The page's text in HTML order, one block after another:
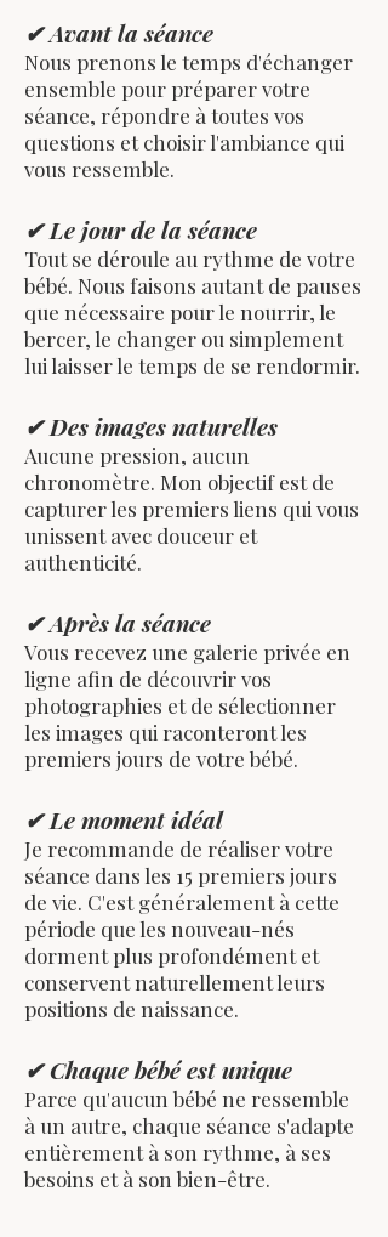
✔ Avant la séance
Nous prenons le temps d'échanger
ensemble pour préparer votre
séance, répondre à toutes vos
questions et choisir l'ambiance qui
vous ressemble.
✔ Le jour de la séance
Tout se déroule au rythme de votre
bébé. Nous faisons autant de pauses
que nécessaire pour le nourrir, le
bercer, le changer ou simplement
lui laisser le temps de se rendormir.
✔ Des images naturelles
Aucune pression, aucun
chronomètre. Mon objectif est de
capturer les premiers liens qui vous
unissent avec douceur et
authenticité.
✔ Après la séance
Vous recevez une galerie privée en
ligne afin de découvrir vos
photographies et de sélectionner
les images qui raconteront les
premiers jours de votre bébé.
✔ Le moment idéal
Je recommande de réaliser votre
séance dans les 15 premiers jours
de vie. C'est généralement à cette
période que les nouveau-nés
dorment plus profondément et
conservent naturellement leurs
positions de naissance.
✔ Chaque bébé est unique
Parce qu'aucun bébé ne ressemble
à un autre, chaque séance s'adapte
entièrement à son rythme, à ses
besoins et à son bien-être.